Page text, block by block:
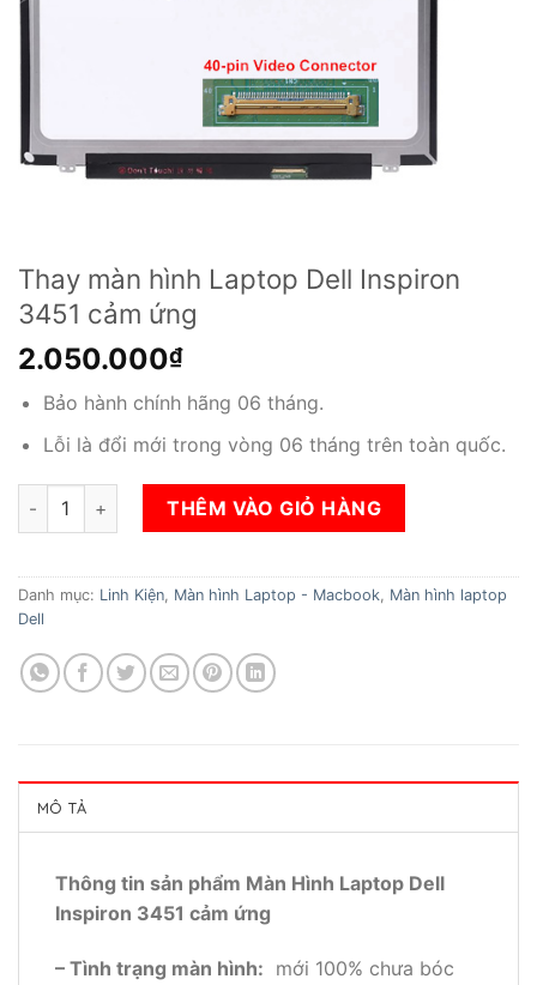
Thay màn hình Laptop Dell Inspiron
3451 cảm ứng
2.050.000₫
Bảo hành chính hãng 06 tháng.
Lỗi là đổi mới trong vòng 06 tháng trên toàn quốc.
Thay màn hình Laptop Dell Inspiron 3451 cảm ứng số lượng
THÊM VÀO GIỎ HÀNG
Danh mục: Linh Kiện, Màn hình Laptop - Macbook, Màn hình laptop
Dell
MÔ TẢ
Thông tin sản phẩm Màn Hình Laptop Dell
Inspiron 3451 cảm ứng
– Tình trạng màn hình: mới 100% chưa bóc